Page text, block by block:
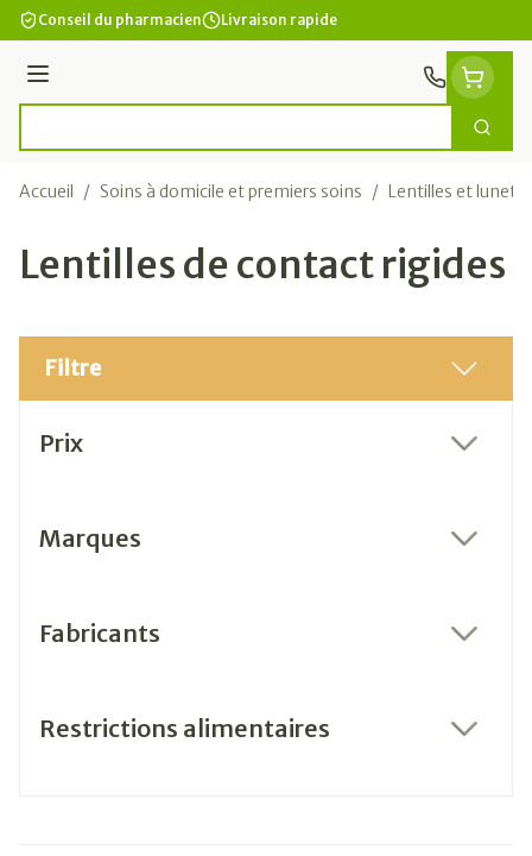
Aller au contenu
Conseil du pharmacien Livraison rapide
Menu
Accueil / Soins à domicile et premiers soins / Lentilles et
Lentilles de contact rigides
Filtre
Prix
Marques
Fabricants
Restrictions alimentaires